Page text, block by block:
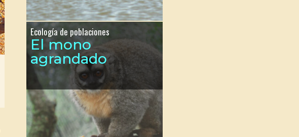
Ecología de poblaciones
El mono
agrandado